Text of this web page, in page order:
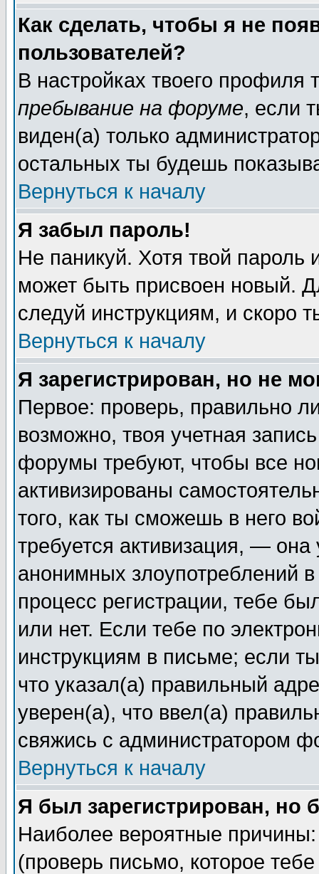
Как сделать, чтобы я не
пользователей?
В настройках твоего
пребывание на форуме, если
виден(а) только
остальных ты будешь
Вернуться к началу
Я забыл пароль!
Не паникуй. Хотя твой пароль
может быть присвоен новый.
следуй инструкциям, и скоро
Вернуться к началу
Я зарегистрирован, но не
Первое: проверь, правильно
возможно, твоя учетная
форумы требуют, чтобы все
активизированы
того, как ты сможешь в него
требуется активизация, —
анонимных злоупотреблений
процесс регистрации, тебе
или нет. Если тебе по
инструкциям в письме; если
что указал(а) правильный
уверен(а), что ввел(а)
свяжись с администратором
Вернуться к началу
Я был зарегистрирован, но
Наиболее вероятные
(проверь письмо, которое